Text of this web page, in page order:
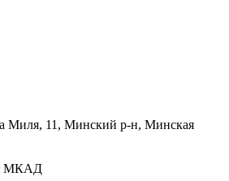
Миля, 11, Минский р-н, Минская
МКАД